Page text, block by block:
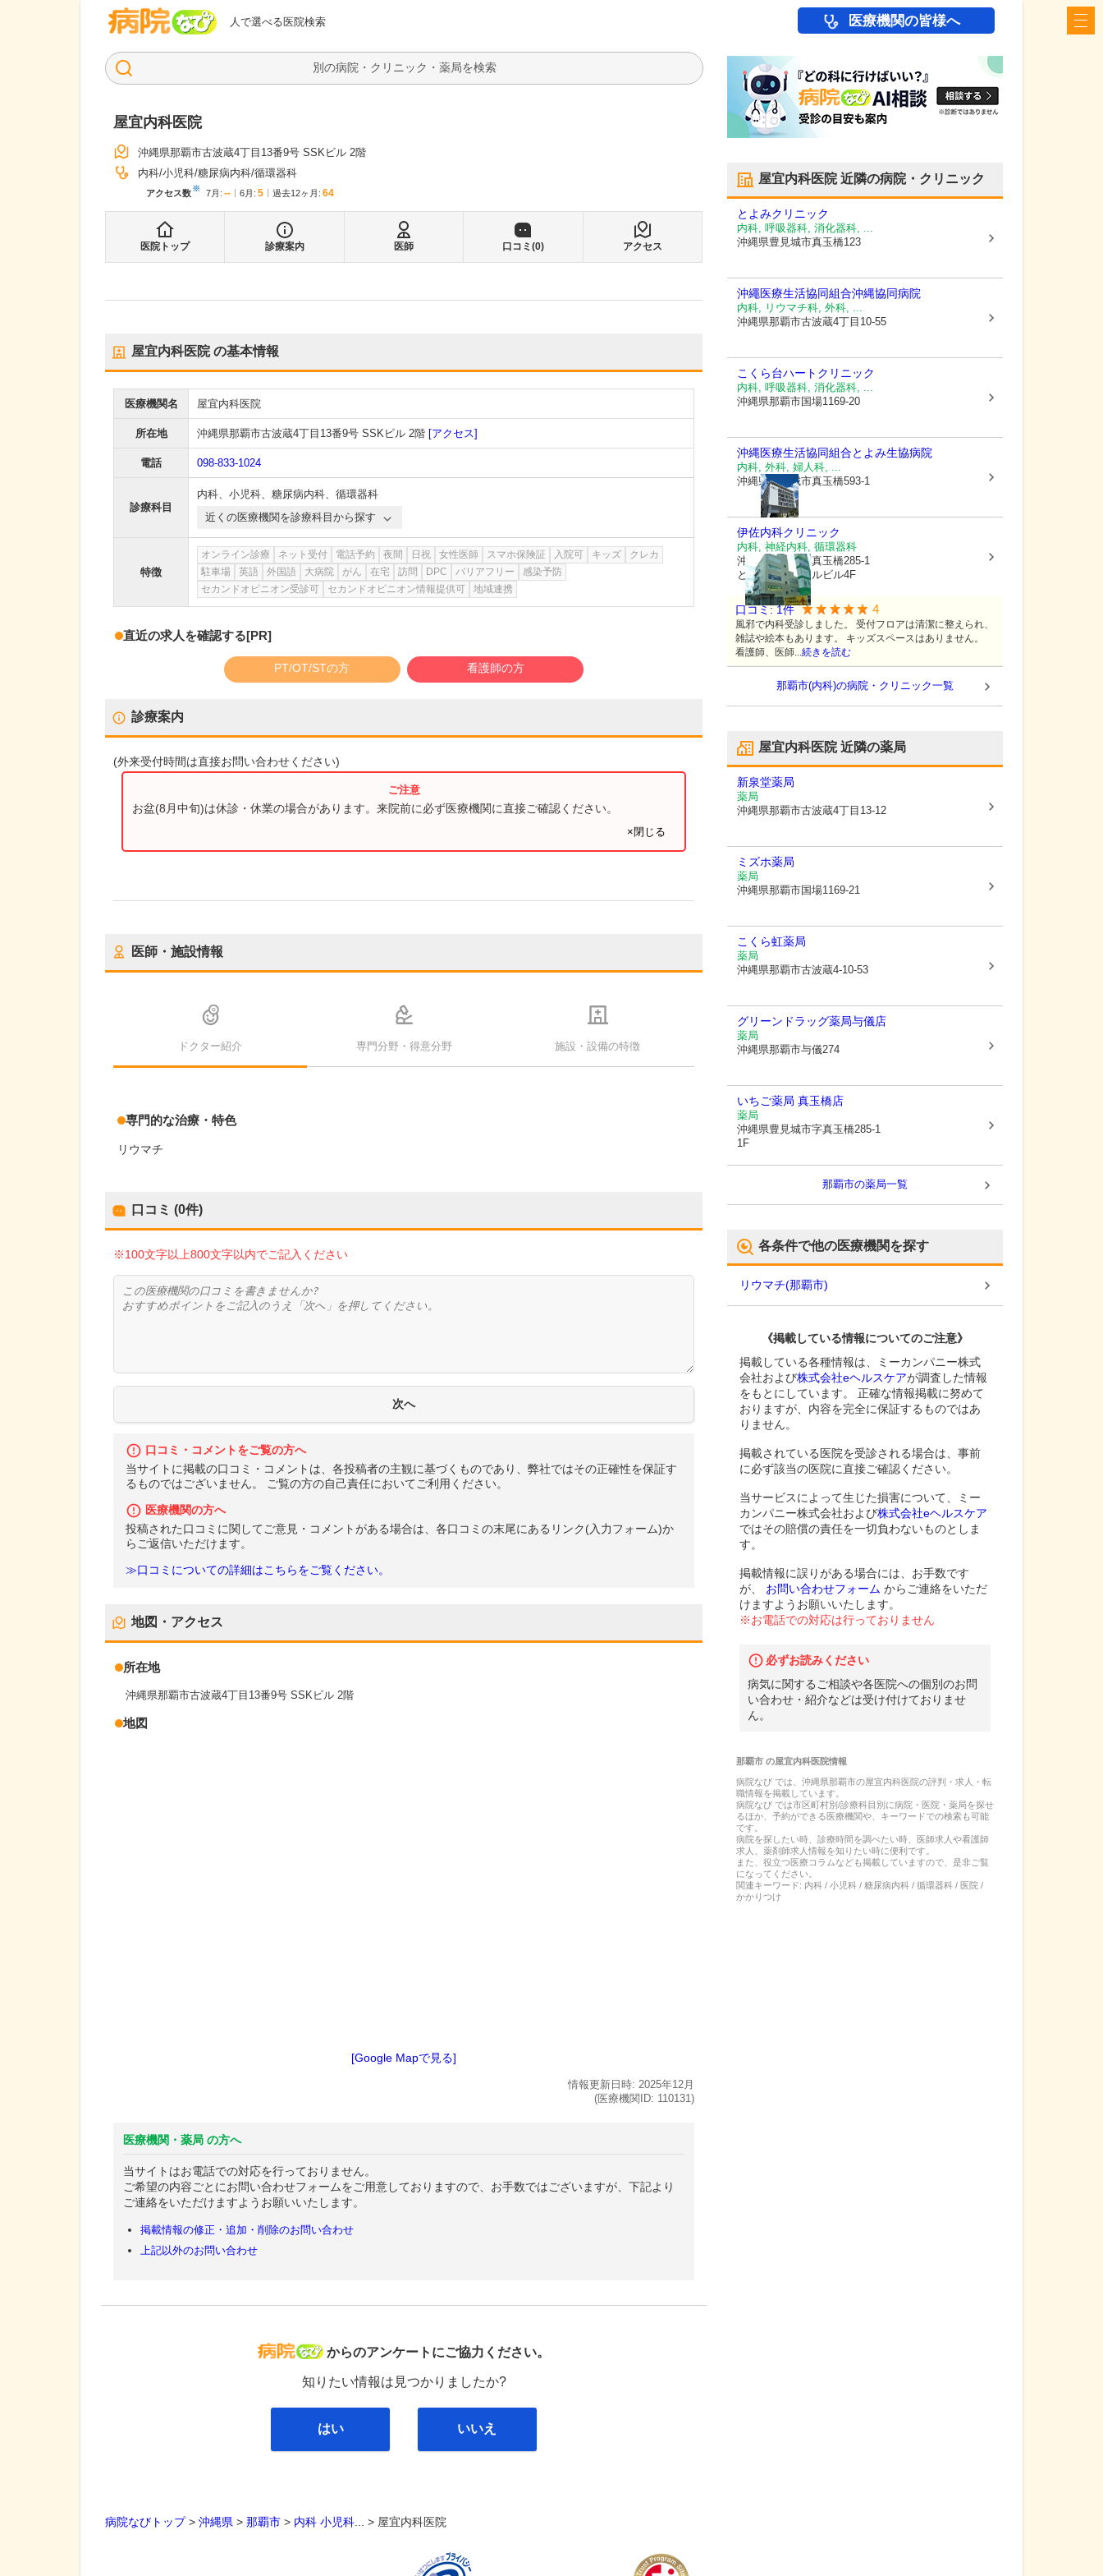
人で選べる医院検索
病院なび 医療機関の皆様へ
検索
屋宜内科医院
沖縄県那覇市古波蔵4丁目13番9号 SSKビル 2階
内科 小児科 糖尿病内科 循環器科
アクセス数※ 7月 : -- 6月 : 5 過去12ヶ月: 64
医院トップ 診療案内 医師 口コミ(0) アクセス
屋宜内科医院の基本情報
医療機関名 屋宜内科医院
所在地 沖縄県那覇市古波蔵4丁目13番9号 SSKビル 2階 [アクセス]
電話 098-833-1024
診療科目
内科、 小児科、 糖尿病内科、 循環器科
近くの医療機関を診療科目から探す
特徴
オンライン診療 ネット受付 電話予約 夜間 日祝 女性医師 スマホ保険証 入院可 キッズ
クレカ
駐車場
英語 外国語 大病院 がん 在宅 訪問 DPC バリアフリー
感染予防
セカンドオピニオン受診可
セカンドオピニオン情報提供可 地域連携
直近の求人を確認する[PR]
PT/OT/STの方 看護師の方
診療案内
(外来受付時間は直接お問い合わせください)
お盆(8月中旬)は休診・休業の場合があります。来院前に必ず医療機関に直接ご確認ください。
×閉じる
医師・施設情報
ドクター紹介 専門分野・得意分野 施設・設備の特徴
専門的な治療・特色
リウマチ
口コミ (0件)
※100文字以上800文字以内でご記入ください
口コミ・コメントをご覧の方へ
当サイトに掲載の口コミ・コメントは、各投稿者の主観に基づくものであり、弊社ではその正確性を保証す
るものではございません。 ご覧の方の自己責任においてご利用ください。
医療機関の方へ
投稿された口コミに関してご意見・コメントがある場合は、各口コミの末尾にあるリンク(入力フォーム)か
らご返信いただけます。
≫口コミについての詳細はこちらをご覧ください。
地図・アクセス
所在地
沖縄県那覇市古波蔵4丁目13番9号 SSKビル 2階
地図
[Google Mapで見る]
情報更新日時: 2025年12月
(医療機関ID: 110131 )
医療機関・薬局 の方へ
当サイトはお電話での対応を行っておりません。
ご希望の内容ごとにお問い合わせフォームをご用意しておりますので、お手数ではございますが、下記より
ご連絡をいただけますようお願いいたします。
掲載情報の修正・追加・削除のお問い合わせ
上記以外のお問い合わせ
病院なび
からのアンケートにご協力ください。
知りたい情報は見つかりましたか?
はい いいえ
屋宜内科医院近隣の病院・クリニック
とよみクリニック
内科, 呼吸器科, 消化器科, ...
沖縄県豊見城市真玉橋123
沖繩医療生活協同組合沖縄協同病院
内科, リウマチ科, 外科, ...
沖縄県那覇市古波蔵4丁目10-55
こくら台ハートクリニック
内科, 呼吸器科, 消化器科, ...
沖縄県那覇市国場1169-20
沖縄医療生活協同組合 とよみ生協病院
内科, 外科, 婦人科, ...
沖縄県豊見城市真玉橋593-1
伊佐内科クリニック
内科, 神経内科, 循環器科
沖縄県豊見城市真玉橋285-1
とよみメディカルビル4F
口コミ: 1件 4
風邪で内科受診しました。 受付フロアは清潔に整えられ、
雑誌や絵本もあります。 キッズスペースはありません。
看護師、医師...続きを読む
那覇市(内科)の病院・クリニック一覧
屋宜内科医院近隣の薬局
新泉堂薬局
薬局
沖縄県那覇市古波蔵4丁目13-12
ミズホ薬局
薬局
沖縄県那覇市国場1169-21
こくら虹薬局
薬局
沖縄県那覇市古波蔵4-10-53
グリーンドラッグ薬局与儀店
薬局
沖縄県那覇市与儀274
いちご薬局 真玉橋店
薬局
沖縄県豊見城市字真玉橋285-1
1F
那覇市の薬局一覧
各条件で他の医療機関を探す
リウマチ(那覇市)
《掲載している情報についてのご注意》
掲載している各種情報は、ミーカンパニー株式
会社および株式会社eヘルスケアが調査した情報
をもとにしています。 正確な情報掲載に努めて
おりますが、内容を完全に保証するものではあ
りません。
掲載されている医院を受診される場合は、事前
に必ず該当の医院に直接ご確認ください。
当サービスによって生じた損害について、ミー
カンパニー株式会社および株式会社eヘルスケア
ではその賠償の責任を一切負わないものとしま
す。
掲載情報に誤りがある場合には、お手数です
が、
お問い合わせフォーム からご連絡をいただ
けますようお願いいたします。
※お電話での対応は行っておりません
必ずお読みください
病気に関するご相談や各医院への個別のお問
い合わせ・紹介などは受け付けておりませ
ん。
那覇市の屋宜内科医院情報
病院なび では、 沖縄県那覇市の屋宜内科医院の評判・求人・転
職情報を掲載しています。
病院なび では市区町村別/診療科目別に病院・医院・薬局を探せ
るほか、予約ができる医療機関や、キーワードでの検索も可能
です。
病院を探したい時、診療時間を調べたい時、医師求人や看護師
求人、薬剤師求人情報を知りたい時に便利です。
また、役立つ医療コラムなども掲載していますので、是非ご覧
になってください。
関連キーワード: 内科 / 小児科 / 糖尿病内科 / 循環器科 / 医院 /
かかりつけ
病院なびトップ> 沖縄県 > 那覇市 > 内科 小児科 ... > 屋宜内科医院